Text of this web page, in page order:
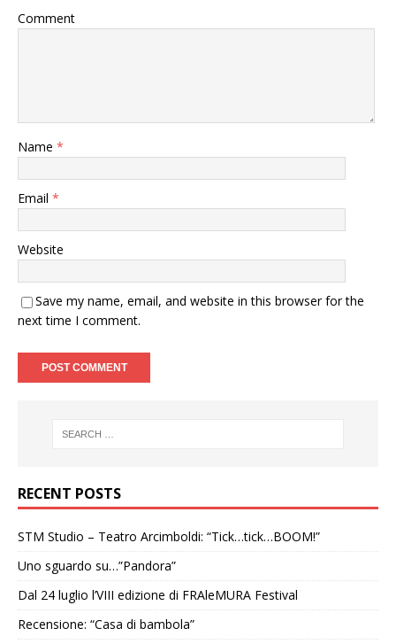
Comment
Name *
Email *
Website
Save my name, email, and website in this browser for the
next time I comment.
RECENT POSTS
STM Studio – Teatro Arcimboldi: “Tick…tick…BOOM!”
Uno sguardo su…”Pandora”
Dal 24 luglio l’VIII edizione di FRAleMURA Festival
Recensione: “Casa di bambola”